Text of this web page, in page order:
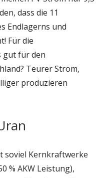
dass die 11
Endlagerns und
Für die
gut für den
Teurer Strom,
produzieren
soviel Kernkraftwerke
% AKW Leistung),